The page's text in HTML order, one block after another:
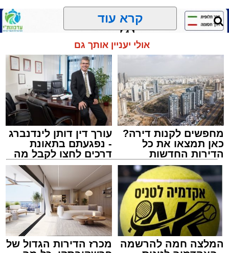
הארוע, במסגרת ארועי 'מעגלים', יתקיים בבית
הכנסת 'חניכי הישיבות' רובע ג', ביום שלישי הקרוב
לאחר הארוע יתקיים רב שיח וכן פלפול תלמודי
בריתחא דאורייתא בעומקא דשמעתתא.
נתיבי ישראל
מערכת האתר / 18:19 06.08.26
קרא עוד
אולי יעניין אותך גם
מחפשים לקנות דירה?
כאן תמצאו את כל
הדירות החדשות
למכירה באשדוד >>>
עורך דין דותן לינדנברג
- נפגעתם בתאונת
דרכים לחצו לקבל מה
שמגיע לכם
המלצה חמה להרשמה
מכרז הדירות הגדול של